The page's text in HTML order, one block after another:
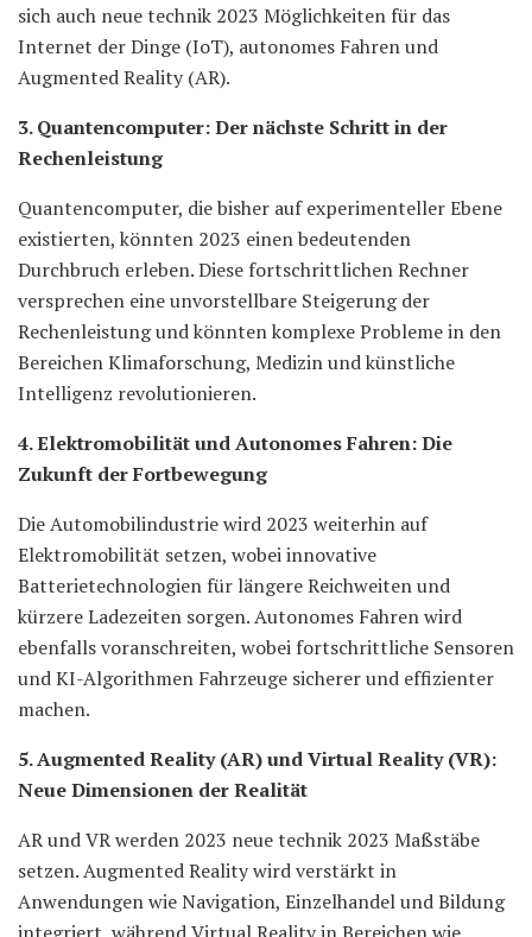
sich auch neue technik 2023 Möglichkeiten für das
Internet der Dinge (IoT), autonomes Fahren und
Augmented Reality (AR).
3. Quantencomputer: Der nächste Schritt in der
Rechenleistung
Quantencomputer, die bisher auf experimenteller Ebene
existierten, könnten 2023 einen bedeutenden
Durchbruch erleben. Diese fortschrittlichen Rechner
versprechen eine unvorstellbare Steigerung der
Rechenleistung und könnten komplexe Probleme in den
Bereichen Klimaforschung, Medizin und künstliche
Intelligenz revolutionieren.
4. Elektromobilität und Autonomes Fahren: Die
Zukunft der Fortbewegung
Die Automobilindustrie wird 2023 weiterhin auf
Elektromobilität setzen, wobei innovative
Batterietechnologien für längere Reichweiten und
kürzere Ladezeiten sorgen. Autonomes Fahren wird
ebenfalls voranschreiten, wobei fortschrittliche Sensoren
und KI-Algorithmen Fahrzeuge sicherer und effizienter
machen.
5. Augmented Reality (AR) und Virtual Reality (VR):
Neue Dimensionen der Realität
AR und VR werden 2023 neue technik 2023 Maßstäbe
setzen. Augmented Reality wird verstärkt in
Anwendungen wie Navigation, Einzelhandel und Bildung
integriert, während Virtual Reality in Bereichen wie